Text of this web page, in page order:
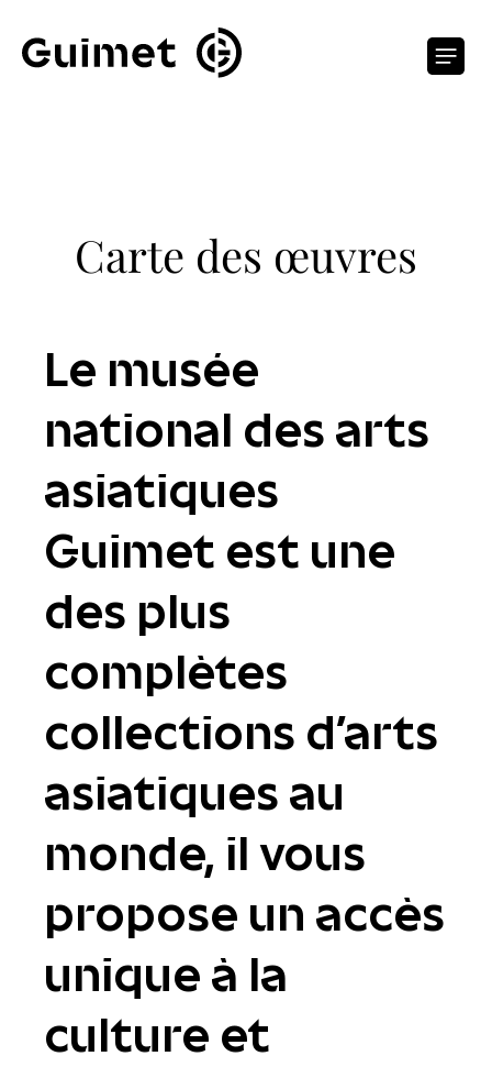
Carte des œuvres
Le musée
national des arts
asiatiques
Guimet est une
des plus
complètes
collections d'arts
asiatiques au
monde, il vous
propose un accès
unique à la
culture et